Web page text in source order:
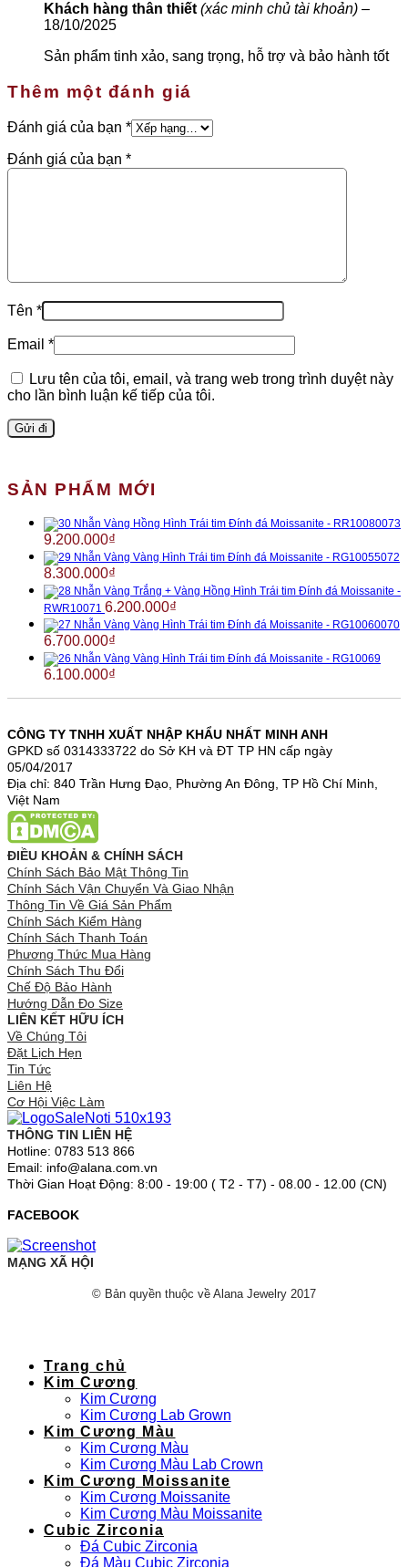
Khách hàng thân thiết (xác minh chủ tài khoản) –
18/10/2025
Sản phẩm tinh xảo, sang trọng, hỗ trợ và bảo hành tốt
Thêm một đánh giá
Đánh giá của bạn *
Đánh giá của bạn *
Tên *
Email *
Lưu tên của tôi, email, và trang web trong trình duyệt này
cho lần bình luận kế tiếp của tôi.
SẢN PHẨM MỚI
Nhẫn Vàng Hồng Hình Trái tim Đính đá Moissanite - RR10080073
9.200.000₫
Nhẫn Vàng Vàng Hình Trái tim Đính đá Moissanite - RG10055072
8.300.000₫
Nhẫn Vàng Trắng + Vàng Hồng Hình Trái tim Đính đá Moissanite -
RWR10071 6.200.000₫
Nhẫn Vàng Vàng Hình Trái tim Đính đá Moissanite - RG10060070
6.700.000₫
Nhẫn Vàng Vàng Hình Trái tim Đính đá Moissanite - RG10069
6.100.000₫
CÔNG TY TNHH XUẤT NHẬP KHẨU NHẤT MINH ANH
GPKD số 0314333722 do Sở KH và ĐT TP HN cấp ngày
05/04/2017
Địa chỉ: 840 Trần Hưng Đạo, Phường An Đông, TP Hồ Chí Minh,
Việt Nam
ĐIỀU KHOẢN & CHÍNH SÁCH
Chính Sách Bảo Mật Thông Tin
Chính Sách Vận Chuyển Và Giao Nhận
Thông Tin Về Giá Sản Phẩm
Chính Sách Kiểm Hàng
Chính Sách Thanh Toán
Phương Thức Mua Hàng
Chính Sách Thu Đổi
Chế Độ Bảo Hành
Hướng Dẫn Đo Size
LIÊN KẾT HỮU ÍCH
Về Chúng Tôi
Đặt Lịch Hẹn
Tin Tức
Liên Hệ
Cơ Hội Việc Làm
THÔNG TIN LIÊN HỆ
Hotline: 0783 513 866
Email: info@alana.com.vn
Thời Gian Hoạt Động: 8:00 - 19:00 ( T2 - T7) - 08.00 - 12.00 (CN)
FACEBOOK
MẠNG XÃ HỘI
© Bản quyền thuộc về Alana Jewelry 2017
Trang chủ
Kim Cương
Kim Cương
Kim Cương Lab Grown
Kim Cương Màu
Kim Cương Màu
Kim Cương Màu Lab Crown
Kim Cương Moissanite
Kim Cương Moissanite
Kim Cương Màu Moissanite
Cubic Zirconia
Đá Cubic Zirconia
Đá Màu Cubic Zirconia